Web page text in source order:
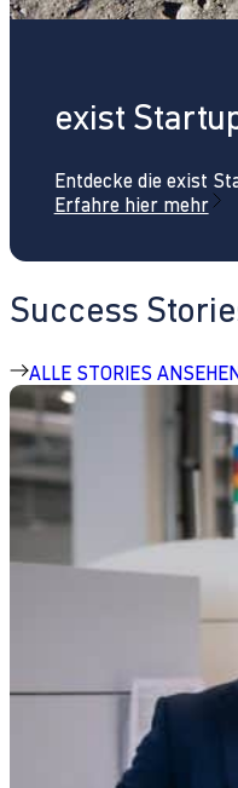
exist
Entdecke die exist
Erfahre hier mehr
Success
ALLE STORIES